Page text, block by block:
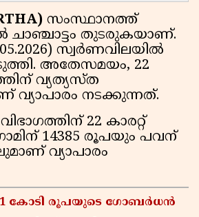
സംസ്ഥാനത്ത്
ചാഞ്ചാട്ടം തുടരുകയാണ്.
സ്വര്‍ണവിലയില്‍
അതേസമയം, 22
വ്യത്യസ്ത
വ്യാപാരം നടക്കുന്നത്.
22 കാരറ്റ്
14385 രൂപയും പവന്
വ്യാപാരം
കോടി രൂപയുടെ ഗോബർധൻ